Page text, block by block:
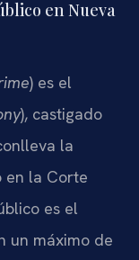
en Nueva
) es el
), castigado
la
en la Corte
es el
un máximo de